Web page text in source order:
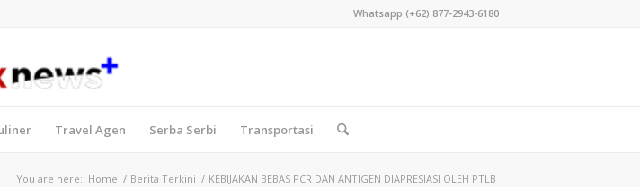
Whatsapp (+62) 877-2943-6180
Travel Agen Serba Serbi Transportasi
You are here: Home / Berita Terkini / KEBIJAKAN BEBAS PCR DAN ANTIGEN DIAPRESIASI OLEH PTLB